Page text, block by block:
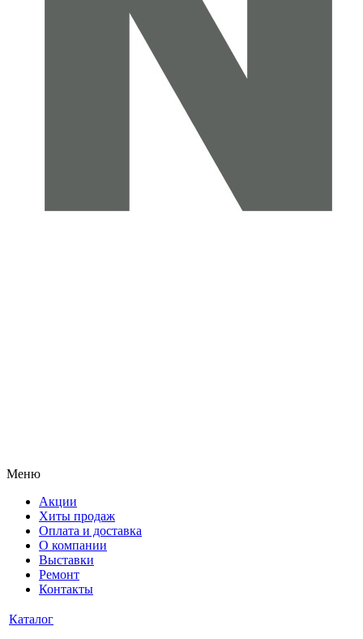
Меню
Акции
Хиты продаж
Оплата и доставка
О компании
Выставки
Ремонт
Контакты
Каталог